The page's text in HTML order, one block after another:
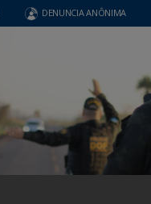
DENUNCIA ANÔNIMA